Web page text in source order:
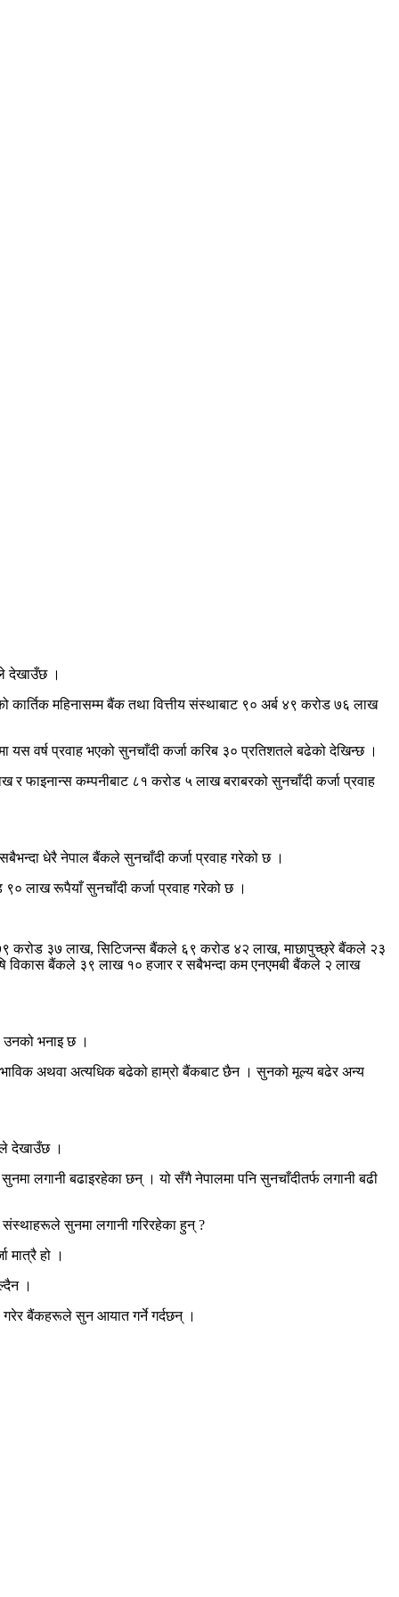
देखाउँछ ।
महिनासम्म बैंक तथा वित्तीय संस्थाबाट ९० अर्ब ४९ करोड ७६ लाख
यस वर्ष प्रवाह भएको सुनचाँदी कर्जा करिब ३० प्रतिशतले बढेको देखिन्छ ।
कम्पनीबाट ८१ करोड ५ लाख बराबरको सुनचाँदी कर्जा प्रवाह
धेरै नेपाल बैंकले सुनचाँदी कर्जा प्रवाह गरेको छ ।
९० लाख रूपैयाँ सुनचाँदी कर्जा प्रवाह गरेको छ ।
करोड ३७ लाख, सिटिजन्स बैंकले ६९ करोड ४२ लाख, माछापुच्छ्रे बैंकले २३
विकास बैंकले ३९ लाख १० हजार र सबैभन्दा कम एनएमबी बैंकले २ लाख
उनको भनाइ छ ।
अथवा अत्यधिक बढेको हाम्रो बैंकबाट छैन । सुनको मूल्य बढेर अन्य
देखाउँछ ।
लगानी बढाइरहेका छन् । यो सँगै नेपालमा पनि सुनचाँदीतर्फ लगानी बढी
सुनमा लगानी गरिरहेका हुन् ?
मात्रै हो ।
।
गरेर बैंकहरूले सुन आयात गर्ने गर्दछन् ।